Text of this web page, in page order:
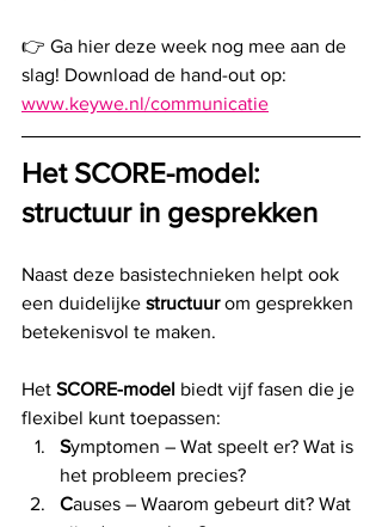
👉 Ga hier deze week nog mee aan de
slag! Download de hand-out op:
www.keywe.nl/communicatie
Het SCORE-model:
structuur in gesprekken
Naast deze basistechnieken helpt ook
een duidelijke structuur om gesprekken
betekenisvol te maken.
Het SCORE-model biedt vijf fasen die je
flexibel kunt toepassen:
Symptomen – Wat speelt er? Wat is
het probleem precies?
Causes – Waarom gebeurt dit? Wat